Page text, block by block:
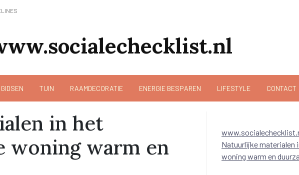
TUIN RAAMDECORATIE ENERGIE BESPAREN LIFESTYLE CONTACT
in het
woning warm en
Natuurlijke materialen
woning warm en